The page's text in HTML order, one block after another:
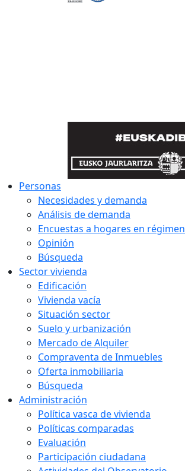
Personas
Necesidades y demanda
Análisis de demanda
Encuestas a hogares en
Opinión
Búsqueda
Sector vivienda
Edificación
Vivienda vacía
Situación sector
Suelo y urbanización
Mercado de Alquiler
Compraventa de Inmuebles
Oferta inmobiliaria
Búsqueda
Administración
Política vasca de vivienda
Políticas comparadas
Evaluación
Participación ciudadana